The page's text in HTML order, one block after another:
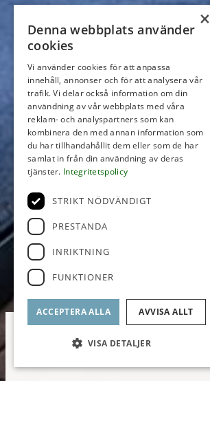
×
Denna webbplats använder
cookies
Vi använder cookies för att anpassa
innehåll, annonser och för att analysera vår
trafik. Vi delar också information om din
användning av vår webbplats med våra
reklam- och analyspartners som kan
kombinera den med annan information som
du har tillhandahållit dem eller som de har
samlat in från din användning av deras
tjänster. Integritetspolicy
STRIKT NÖDVÄNDIGT
PRESTANDA
INRIKTNING
FUNKTIONER
ACCEPTERA ALLA AVVISA ALLT
VISA DETALJER